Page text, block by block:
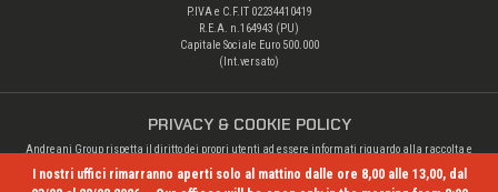
I nostri uffici rimarranno aperti solo al mattino dalle ore 8,00 alle 13,00, dal
P.IVA e C.F.IT 02234410419
R.E.A. n.164943 (PU)
Capitale Sociale Euro 500.000
(Int.versato)
PRIVACY & COOKIE POLICY
Andreani Group rispetta il diritto dei propri utenti ad essere informati riguardo alla raccolta e
alle altre operazioni di trattamento dei loro dati personali.
Privacy Policy